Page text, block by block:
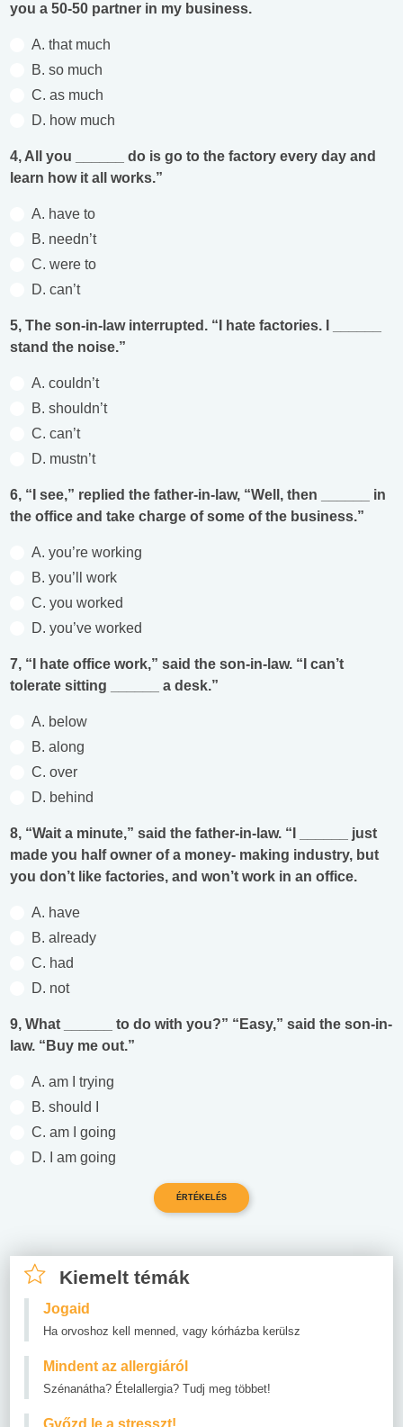
you a 50-50 partner in my business.
A. that much
B. so much
C. as much
D. how much
4, All you ______ do is go to the factory every day and
learn how it all works.”
A. have to
B. needn’t
C. were to
D. can’t
5, The son-in-law interrupted. “I hate factories. I ______
stand the noise.”
A. couldn’t
B. shouldn’t
C. can’t
D. mustn’t
6, “I see,” replied the father-in-law, “Well, then ______ in
the office and take charge of some of the business.”
A. you’re working
B. you’ll work
C. you worked
D. you’ve worked
7, “I hate office work,” said the son-in-law. “I can’t
tolerate sitting ______ a desk.”
A. below
B. along
C. over
D. behind
8, “Wait a minute,” said the father-in-law. “I ______ just
made you half owner of a money- making industry, but
you don’t like factories, and won’t work in an office.
A. have
B. already
C. had
D. not
9, What ______ to do with you?” “Easy,” said the son-in-
law. “Buy me out.”
A. am I trying
B. should I
C. am I going
D. I am going
Kiemelt témák
Jogaid
Ha orvoshoz kell menned, vagy kórházba kerülsz
Mindent az allergiáról
Szénanátha? Ételallergia? Tudj meg többet!